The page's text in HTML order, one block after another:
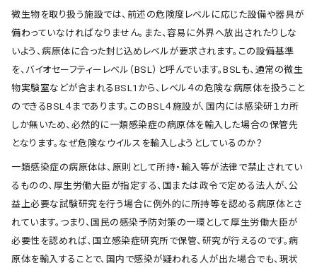
微生物を取り扱う施設では、前述の危険度レベルに応じた設備や器具が
備わっていなければなりません。また、容易に外界へ放出されたりしな
いよう、病原体に合った封じ込めレベルが要求されます。この設備基準
を、バイオセーフティーレベル（BSL）と呼んでいます。BSLも、通常の微生
物実験室などが含まれるBSL1から、レベル４の危険な病原体を扱うこと
のできるBSL４まであります。このBSL４施設が、国内には感染研１カ所
しか無いため、必然的に一類感染症の病原体を輸入した場合の保管先
となります。なぜ危険なウイルスを輸入しようとしているのか？
一類感染症の病原体は、原則として所持・輸入等が法律で禁止されてい
るものの、厚生労働大臣が指定する、国または政令で定める法人が、公
益上必要な試験研究を行う場合に例外的に所持等を認める病原体とさ
れています。つまり、国民の感染予防対策の一環として厚生労働大臣が
必要性を認めれば、国立感染症研究所で保管、研究が行えるのです。病
原体を輸入することで、国内で感染が疑われる人が出た場合でも、現状